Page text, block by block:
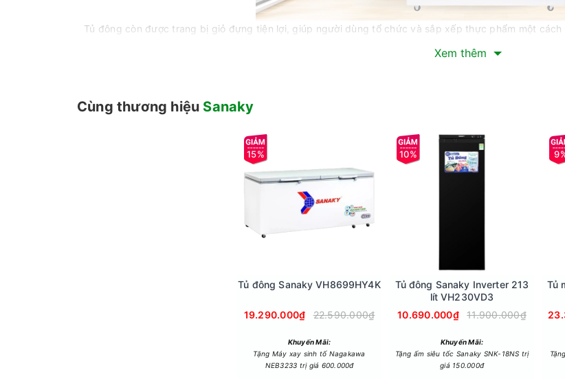
Tủ đông còn được trang bị giỏ đựng tiện lợi, giúp người dùng tổ chức và sắp xếp thực phẩm một
Với dung tích sử dụng 260 lít, tủ đông Sanaky phù hợp cho gia đình nhỏ, văn phòng, hoặc quán ăn
như thịt, cá, rau củ đông và kem trong ngăn đông, cũng như các loại thực phẩm tươi sống như rau,
Lòng côi tủ phẳng hoàn hảo để tối ưu hóa không gian lưu trữ. Với thiết kế này, không có rãnh hoặc lỗ
mà không bị giới hạn bởi các cấu trúc nổi hay chướng ngại vật. Điều này cho phép bạn sắp xếp thực
Xem thêm
Cùng thương hiệu Sanaky
15%
Tủ đông Sanaky VH8699HY4K
19.290.000₫ 22.590.000₫
Khuyến Mãi:
Tặng Máy xay sinh tố Nagakawa
NEB3233 trị giá 600.000đ
10%
Tủ đông Sanaky Inverter 213
lít VH230VD3
10.690.000₫
11.900.000₫
Khuyến Mãi:
Tặng ấm siêu tốc Sanaky SNK-18NS trị
giá 150.000đ
Tủ